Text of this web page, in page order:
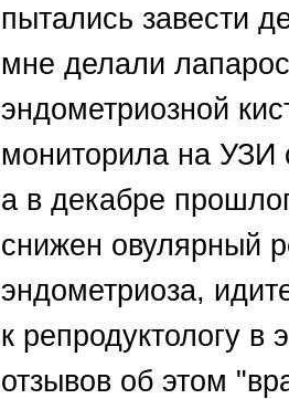
пытались завести
мне делали
эндометриозной
мониторила на УЗИ
а в декабре
снижен овулярный
эндометриоза,
к репродуктологу в
отзывов об этом